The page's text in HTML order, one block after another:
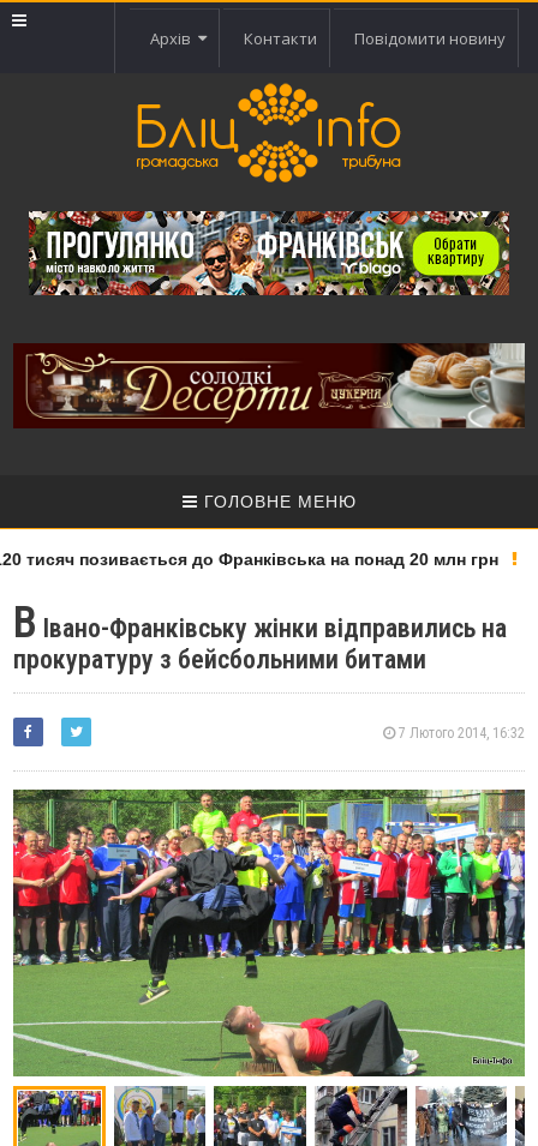
Архів Контакти Повідомити новину
ГОЛОВНЕ МЕНЮ
позивається до Франківська на понад 20 млн грн
В Івано-Франківську жінки відправились на
прокуратуру з бейсбольними битами
7 Лютого 2014, 16:32